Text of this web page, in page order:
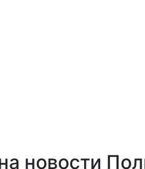
новости